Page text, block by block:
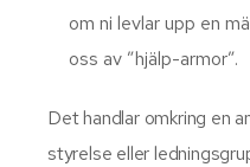
om ni levlar upp en
oss av ”hjälp-armor”.
Det handlar omkring en
styrelse eller